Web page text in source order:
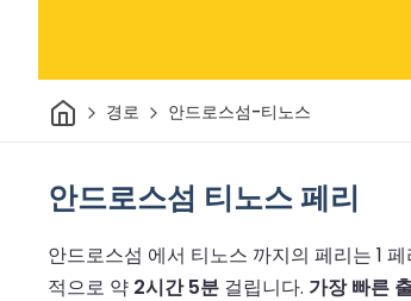
집 경로 안드로스섬-티노스
안드로스섬 티노스 페리
안드로스섬 에서 티노스 까지의 페리는 1
적으로 약 2시간 5분 걸립니다. 가장 빠른